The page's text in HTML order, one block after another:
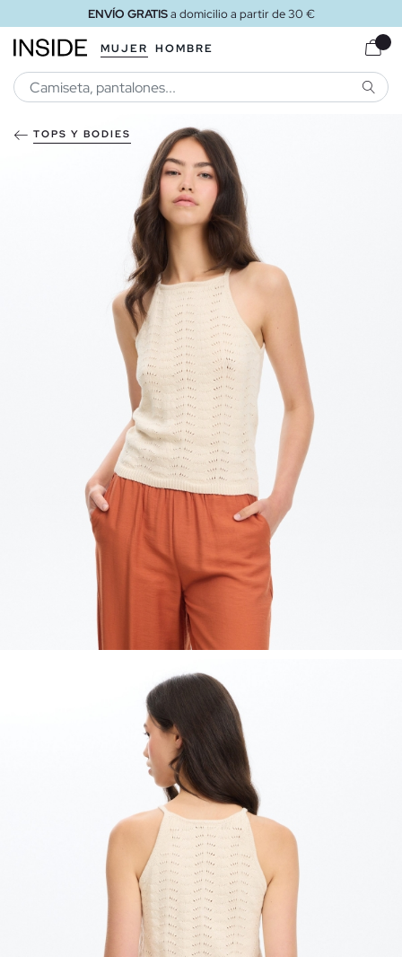
ENVÍO GRATISa domicilio a partir de 30 €
MUJER HOMBRE
TOPS Y BODIES